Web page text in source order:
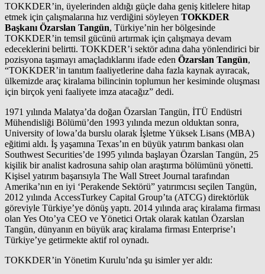
TOKKDER’in, üyelerinden aldığı güçle daha geniş kitlelere hitap
etmek için çalışmalarına hız verdiğini söyleyen TOKKDER
Başkanı Özarslan Tangün, Türkiye’nin her bölgesinde
TOKKDER’in temsil gücünü artırmak için çalışmaya devam
edeceklerini belirtti. TOKKDER’i sektör adına daha yönlendirici bir
pozisyona taşımayı amaçladıklarını ifade eden Özarslan Tangün,
“TOKKDER’in tanıtım faaliyetlerine daha fazla kaynak ayıracak,
ülkemizde araç kiralama bilincinin toplumun her kesiminde oluşması
için birçok yeni faaliyete imza atacağız” dedi.
1971 yılında Malatya’da doğan Özarslan Tangün, İTÜ Endüstri
Mühendisliği Bölümü’den 1993 yılında mezun olduktan sonra,
University of lowa’da burslu olarak İşletme Yüksek Lisans (MBA)
eğitimi aldı. İş yaşamına Texas’ın en büyük yatırım bankası olan
Southwest Securities’de 1995 yılında başlayan Özarslan Tangün, 25
kişilik bir analist kadrosuna sahip olan araştırma bölümünü yönetti.
Kişisel yatırım başarısıyla The Wall Street Journal tarafından
Amerika’nın en iyi ‘Perakende Sektörü” yatırımcısı seçilen Tangün,
2012 yılında AccessTurkey Capital Group’ta (ATCG) direktörlük
göreviyle Türkiye’ye dönüş yaptı. 2014 yılında araç kiralama firması
olan Yes Oto’ya CEO ve Yönetici Ortak olarak katılan Özarslan
Tangün, dünyanın en büyük araç kiralama firması Enterprise’ı
Türkiye’ye getirmekte aktif rol oynadı.
TOKKDER’in Yönetim Kurulu’nda şu isimler yer aldı: